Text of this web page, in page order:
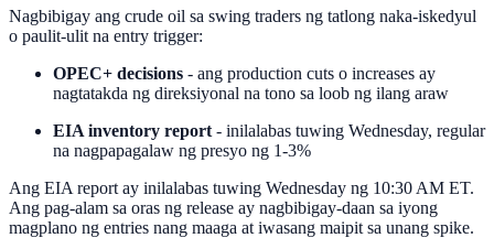
Nagbibigay ang crude oil sa swing traders ng tatlong naka-iskedyul
o paulit-ulit na entry trigger:
OPEC+ decisions - ang production cuts o increases ay
nagtatakda ng direksiyonal na tono sa loob ng ilang araw
EIA inventory report - inilalabas tuwing Wednesday, regular
na nagpapagalaw ng presyo ng 1-3%
Ang EIA report ay inilalabas tuwing Wednesday ng 10:30 AM ET.
Ang pag-alam sa oras ng release ay nagbibigay-daan sa iyong
magplano ng entries nang maaga at iwasang maipit sa unang spike.